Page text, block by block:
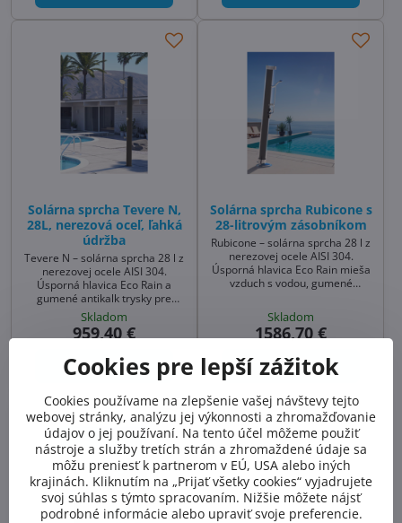
Solárna sprcha Tevere N,
28L, nerezová oceľ, ľahká
údržba
Tevere N – solárna sprcha 28 l z
nerezovej ocele AISI 304.
Úsporná hlavica Eco Rain a
gumené antikalk trysky pre
ľahkú údržbu. Moderný vzhľad,
jednoduchá montáž – ideálna
sprcha k bazénu aj solárna
Skladom
959,40 €
Do košíka
Solárna sprcha Rubicone s
28-litrovým zásobníkom
Rubicone – solárna sprcha 28 l z
nerezovej ocele AISI 304.
Úsporná hlavica Eco Rain mieša
vzduch s vodou, gumené
Moderný vzhľad, jednoduchá
montáž – ideálna sprcha k
bazénu aj do záhrady.
Skladom
1586,70 €
Do košíka
Cookies pre lepší zážitok
Cookies používame na zlepšenie vašej návštevy tejto
webovej stránky, analýzu jej výkonnosti a zhromažďovanie
údajov o jej používaní. Na tento účel môžeme použiť
nástroje a služby tretích strán a zhromaždené údaje sa
môžu preniesť k partnerom v EÚ, USA alebo iných
krajinách. Kliknutím na „Prijať všetky cookies“ vyjadrujete
svoj súhlas s týmto spracovaním. Nižšie môžete nájsť
podrobné informácie alebo upraviť svoje preferencie.